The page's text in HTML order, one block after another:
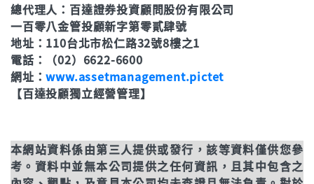
總代理人：百達證券投資顧問股份有限公司
一百零八金管投顧新字第零貳肆號
地址：110台北市松仁路32號8樓之1
電話：（02）6622-6600
網址：www.assetmanagement.pictet
【百達投顧獨立經營管理】
本網站資料係由第三人提供或發行，該等資料僅供您參
考。資料中並無本公司提供之任何資訊，且其中包含之